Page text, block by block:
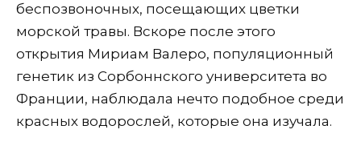
беспозвоночных, посещающих цветки
морской травы. Вскоре после этого
открытия Мириам Валеро, популяционный
генетик из Сорбоннского университета во
Франции, наблюдала нечто подобное среди
красных водорослей, которые она изучала.